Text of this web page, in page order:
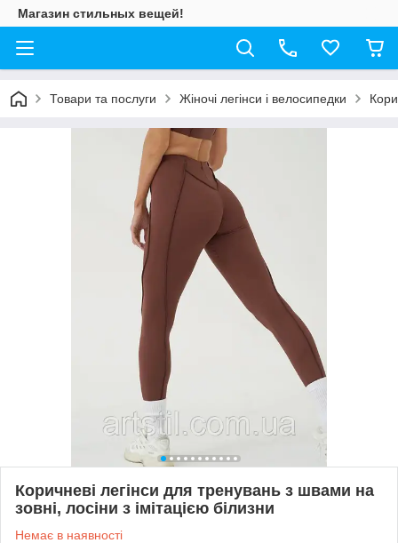
Магазин стильных вещей!
Товари та послуги Жіночі легінси і велосипедки
Коричневі легінси для тренувань з швами на
зовні, лосіни з імітацією білизни
Немає в наявності